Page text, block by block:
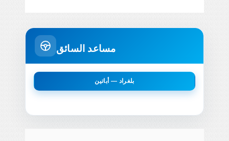
مساعد السائق
بلغراد — أباتين